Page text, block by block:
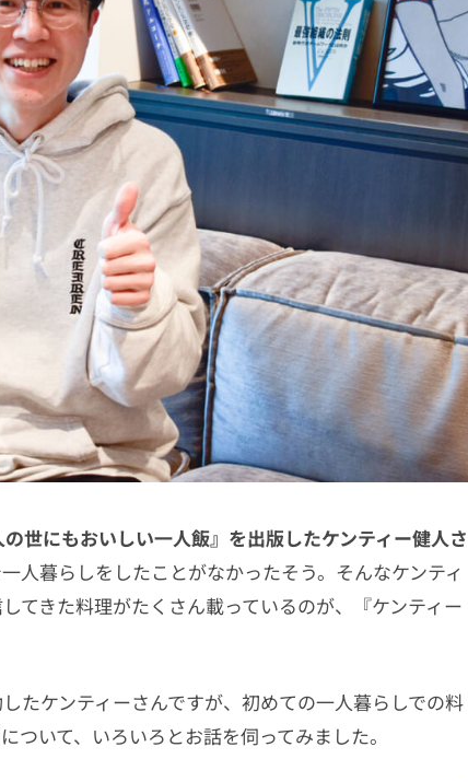
世にもおいしい一人飯』を出版したケンティー健人さ
人暮らしをしたことがなかったそう。そんなケンティ
てきた料理がたくさん載っているのが、『ケンティー
たケンティーさんですが、初めての一人暮らしでの料
いて、いろいろとお話を伺ってみました。